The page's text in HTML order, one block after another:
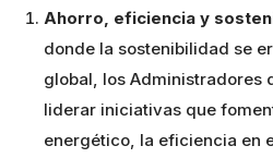
Ahorro, eficiencia y
donde la sostenibilidad se
global, los Administradores
liderar iniciativas que
energético, la eficiencia en